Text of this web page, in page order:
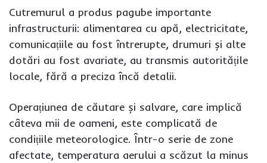
Cutremurul a produs pagube importante
infrastructurii: alimentarea cu apă, electricitate,
comunicațiile au fost întrerupte, drumuri și alte
dotări au fost avariate, au transmis autoritățile
locale, fără a preciza încă detalii.
Operațiunea de căutare și salvare, care implică
câteva mii de oameni, este complicată de
condițiile meteorologice. Într-o serie de zone
afectate, temperatura aerului a scăzut la minus